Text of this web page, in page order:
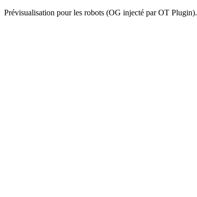
Prévisualisation pour les robots (OG injecté par OT Plugin).